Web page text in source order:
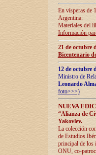
En vísperas de
Argentina:
Materiales del
Información
21 de octubre
Bicentenario
12 de octubre
Ministro de
Leonardo
foto>>>)
NUEVA
“Alianza de
Yakovlev.
La colección
de Estudios
principal de los
ONU, co-